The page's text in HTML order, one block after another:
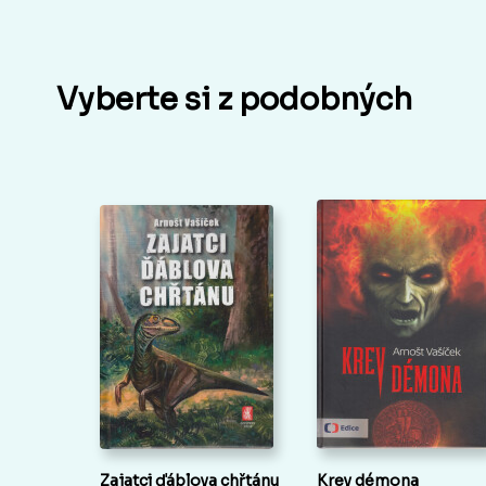
Vyberte si z podobných
Zajatci ďáblova chřtánu Krev démona